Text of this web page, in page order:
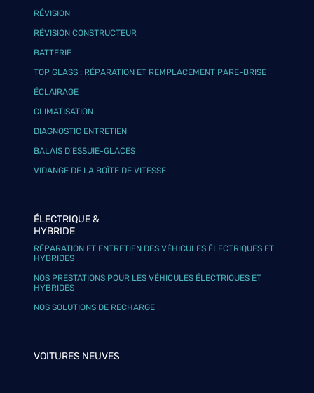
RÉVISION
RÉVISION CONSTRUCTEUR
BATTERIE
TOP GLASS : RÉPARATION ET REMPLACEMENT PARE-BRISE
ÉCLAIRAGE
CLIMATISATION
DIAGNOSTIC ENTRETIEN
BALAIS D’ESSUIE-GLACES
VIDANGE DE LA BOÎTE DE VITESSE
ÉLECTRIQUE &
HYBRIDE
RÉPARATION ET ENTRETIEN DES VÉHICULES ÉLECTRIQUES ET
HYBRIDES
NOS PRESTATIONS POUR LES VÉHICULES ÉLECTRIQUES ET
HYBRIDES
NOS SOLUTIONS DE RECHARGE
VOITURES NEUVES